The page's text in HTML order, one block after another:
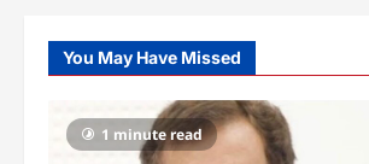
You May Have Missed
1 minute read